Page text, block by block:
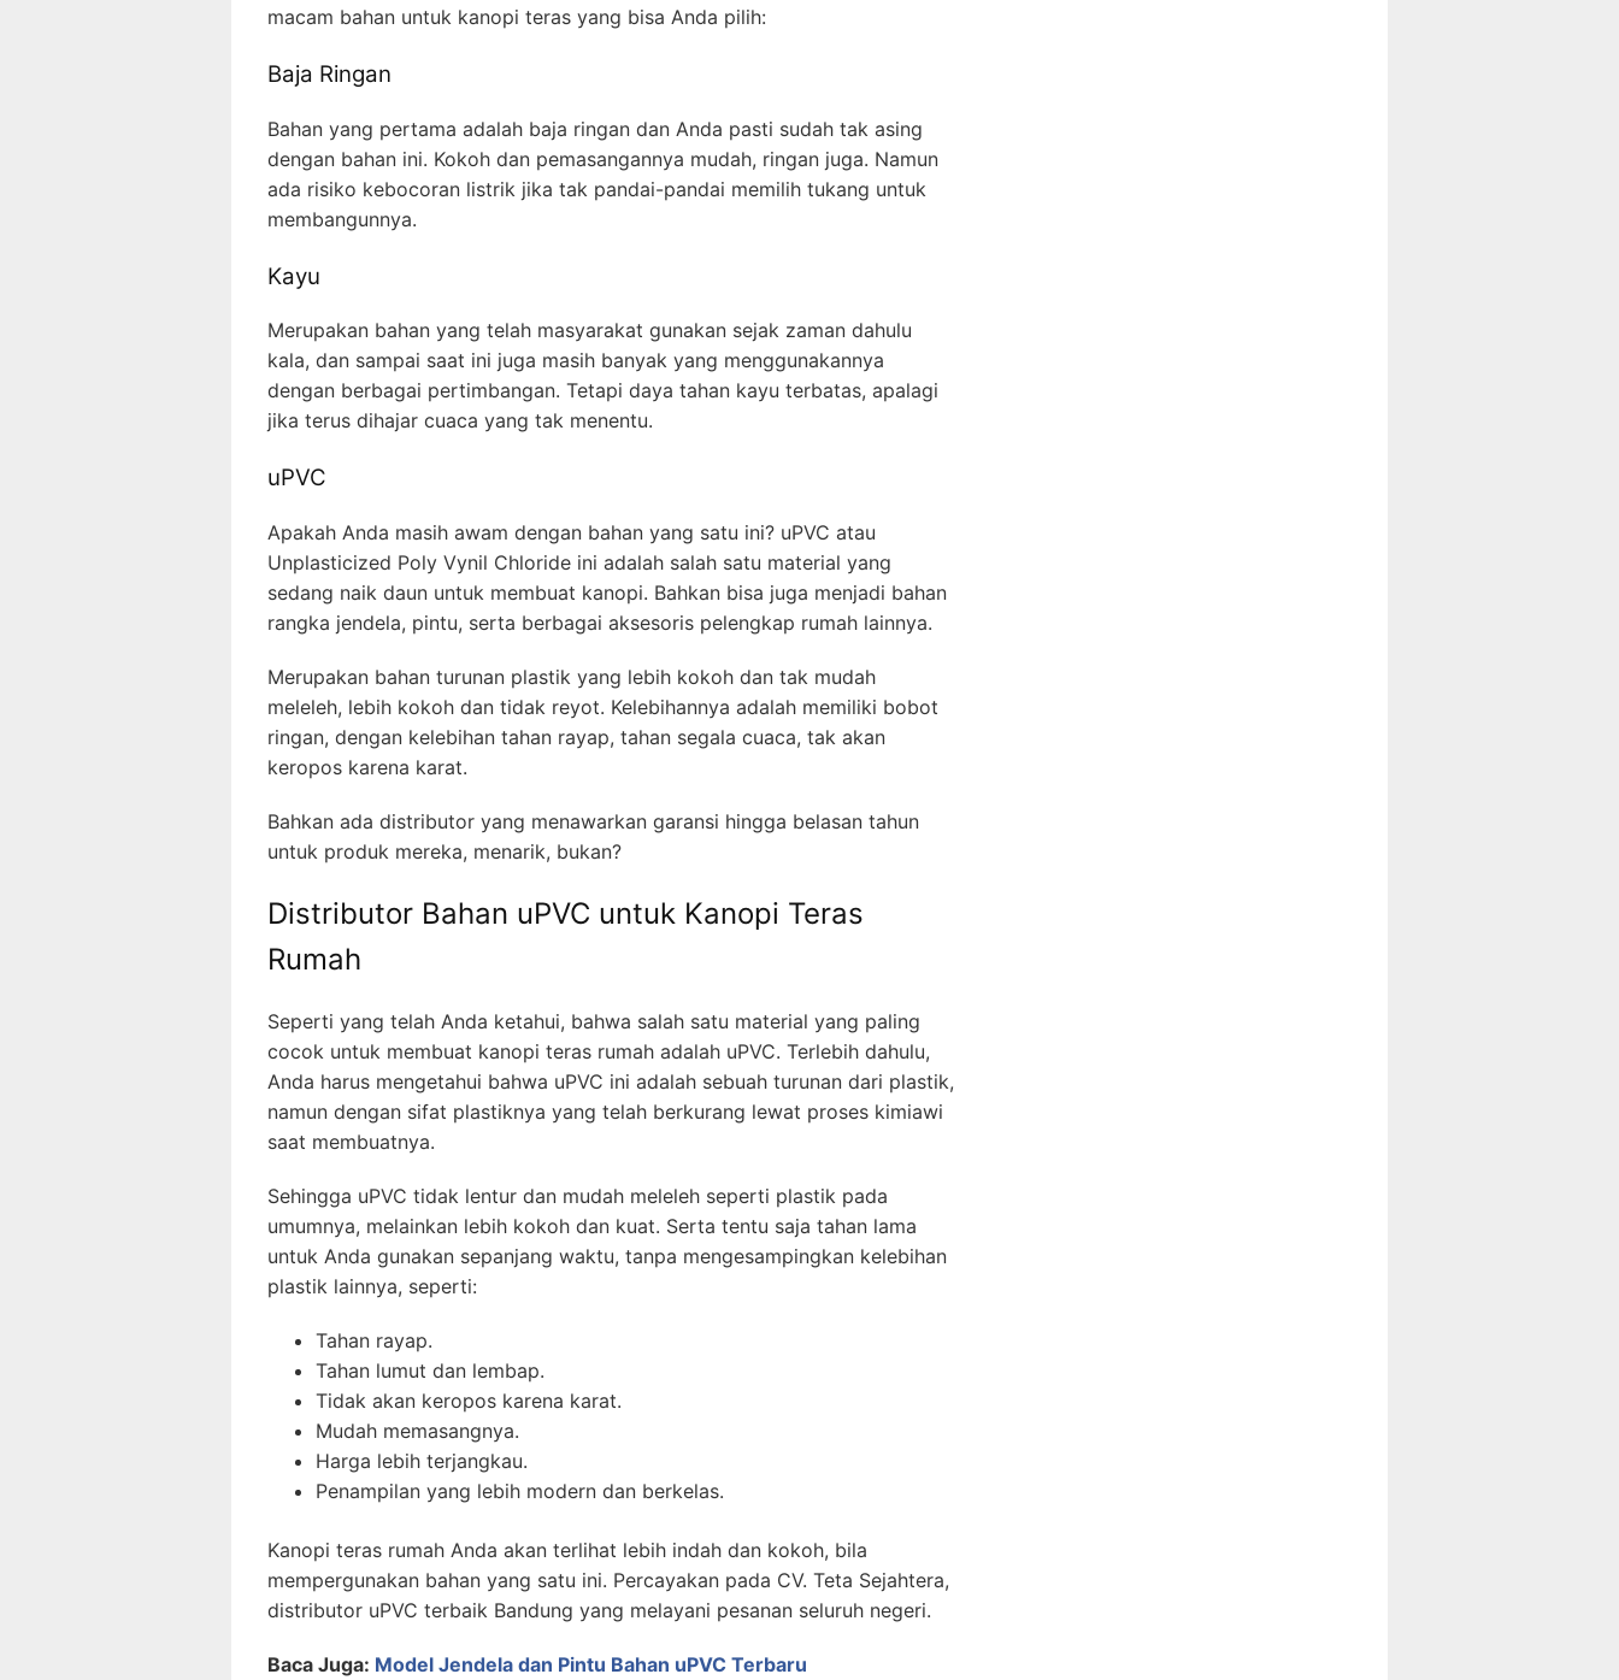
macam bahan untuk kanopi teras yang bisa Anda pilih:
Baja Ringan
Bahan yang pertama adalah baja ringan dan Anda pasti sudah tak asing
dengan bahan ini. Kokoh dan pemasangannya mudah, ringan juga. Namun
ada risiko kebocoran listrik jika tak pandai-pandai memilih tukang untuk
membangunnya.
Kayu
Merupakan bahan yang telah masyarakat gunakan sejak zaman dahulu
kala, dan sampai saat ini juga masih banyak yang menggunakannya
dengan berbagai pertimbangan. Tetapi daya tahan kayu terbatas, apalagi
jika terus dihajar cuaca yang tak menentu.
uPVC
Apakah Anda masih awam dengan bahan yang satu ini? uPVC atau
Unplasticized Poly Vynil Chloride ini adalah salah satu material yang
sedang naik daun untuk membuat kanopi. Bahkan bisa juga menjadi bahan
rangka jendela, pintu, serta berbagai aksesoris pelengkap rumah lainnya.
Merupakan bahan turunan plastik yang lebih kokoh dan tak mudah
meleleh, lebih kokoh dan tidak reyot. Kelebihannya adalah memiliki bobot
ringan, dengan kelebihan tahan rayap, tahan segala cuaca, tak akan
keropos karena karat.
Bahkan ada distributor yang menawarkan garansi hingga belasan tahun
untuk produk mereka, menarik, bukan?
Distributor Bahan uPVC untuk Kanopi Teras
Rumah
Seperti yang telah Anda ketahui, bahwa salah satu material yang paling
cocok untuk membuat kanopi teras rumah adalah uPVC. Terlebih dahulu,
Anda harus mengetahui bahwa uPVC ini adalah sebuah turunan dari plastik,
namun dengan sifat plastiknya yang telah berkurang lewat proses kimiawi
saat membuatnya.
Sehingga uPVC tidak lentur dan mudah meleleh seperti plastik pada
umumnya, melainkan lebih kokoh dan kuat. Serta tentu saja tahan lama
untuk Anda gunakan sepanjang waktu, tanpa mengesampingkan kelebihan
plastik lainnya, seperti:
Tahan rayap.
Tahan lumut dan lembap.
Tidak akan keropos karena karat.
Mudah memasangnya.
Harga lebih terjangkau.
Penampilan yang lebih modern dan berkelas.
Kanopi teras rumah Anda akan terlihat lebih indah dan kokoh, bila
mempergunakan bahan yang satu ini. Percayakan pada CV. Teta Sejahtera,
distributor uPVC terbaik Bandung yang melayani pesanan seluruh negeri.
Baca Juga: Model Jendela dan Pintu Bahan uPVC Terbaru